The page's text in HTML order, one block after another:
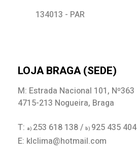
134013 - PAR
LOJA BRAGA (SEDE)
M: Estrada Nacional 101, Nº363
4715-213 Nogueira, Braga
T: a) 253 618 138 / b) 925 435 404
E: klclima@hotmail.com